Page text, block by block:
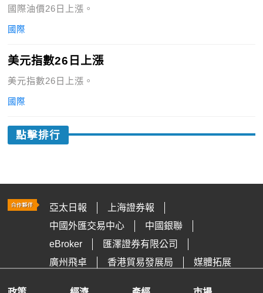
國際油價26日上漲。
國際
美元指數26日上漲
美元指數26日上漲。
國際
點擊排行
亞太日報
上海證券報
中國外匯交易中心
中國銀聯
eBroker
匯澤證券有限公司
廣州飛卓
香港貿易發展局 媒體拓展